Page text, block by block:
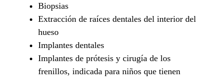
Biopsias
Extracción de raíces dentales del interior del
hueso
Implantes dentales
Implantes de prótesis y cirugía de los
frenillos, indicada para niños que tienen